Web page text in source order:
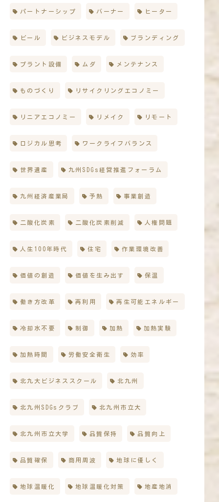
パートナーシップ バーナー ヒーター
ビール ビジネスモデル ブランディング
プラント設備 ムダ メンテナンス
ものづくり リサイクリングエコノミー
リニアエコノミー リメイク リモート
ロジカル思考 ワークライフバランス
世界遺産 九州SDGs経営推進フォーラム
九州経済産業局 予熱 事業創造
二酸化炭素 二酸化炭素削減 人権問題
人生100年時代 住宅 作業環境改善
価値の創造 価値を生み出す 保温
働き方改革 再利用 再生可能エネルギー
冷却水不要 制御 加熱 加熱実験
加熱時間 労働安全衛生 効率
北九大ビジネススクール 北九州
北九州SDGsクラブ 北九州市立大
北九州市立大学 品質保持 品質向上
品質確保 商用周波 地球に優しく
地球温暖化 地球温暖化対策 地産地消